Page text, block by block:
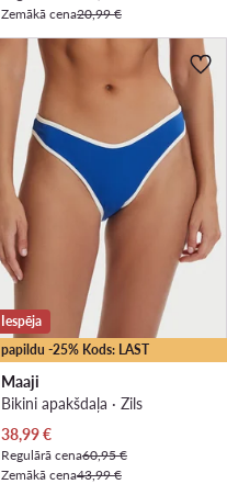
Zemākā cena20,99 €
papildu -25% Kods: LAST
Iespēja
Maaji
Bikini apakšdaļa · Zils
Pašreizējā cena
38,99€
Regulārā cena60,95 €
Zemākā cena43,99 €